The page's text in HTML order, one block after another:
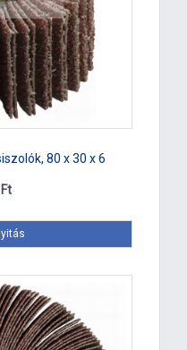
80 x 30 x 6